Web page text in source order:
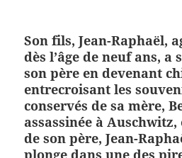
Son fils, Jean-Raphaël,
dès l’âge de neuf ans, a
son père en devenant
entrecroisant les
conservés de sa mère,
assassinée à
de son père, Jean-